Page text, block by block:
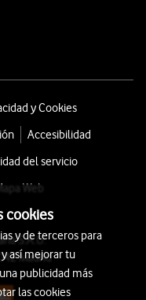
y Cookies
Accesibilidad
del servicio
Web
S.A.U.
Madrid
cookies
y de terceros para
así mejorar tu
publicidad más
las cookies